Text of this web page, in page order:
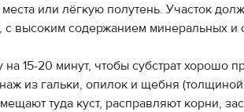
или лёгкую полутень. Участок
высоким содержанием минеральных
15-20 минут, чтобы субстрат хорошо
из гальки, опилок и щебня
туда куст, расправляют корни,